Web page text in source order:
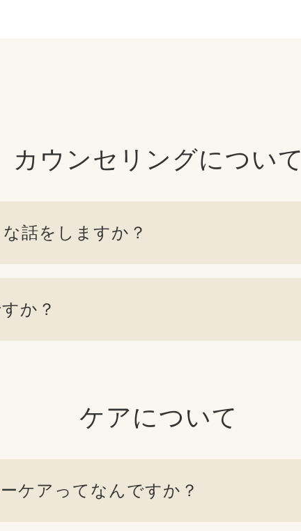
カウンセリングについて
話をしますか？
か？
ケアについて
ケアって なんですか？